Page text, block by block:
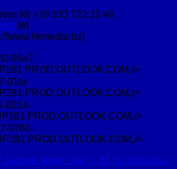
M| +39 333 722 32 48
W|
www.hkmedia.bz]
95e7-
>
91fa-
>
8214-
>
9780-
>